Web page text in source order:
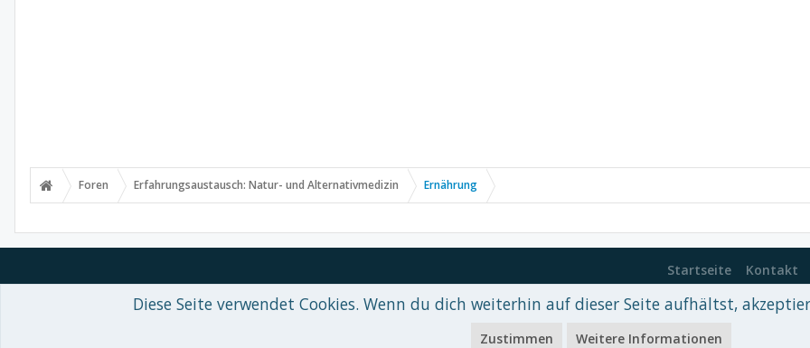
Foren Erfahrungsaustausch: Natur- und Alternativmedizin Ernährung
Startseite Kontakt
Forum software by XenForo™© 2010-2018 XenForo Ltd.-Deutsch von xenDach©2010-2017
Diese Seite verwendet Cookies. Wenn du dich weiterhin auf dieser Seite aufhältst,
Zustimmen Weitere Informationen